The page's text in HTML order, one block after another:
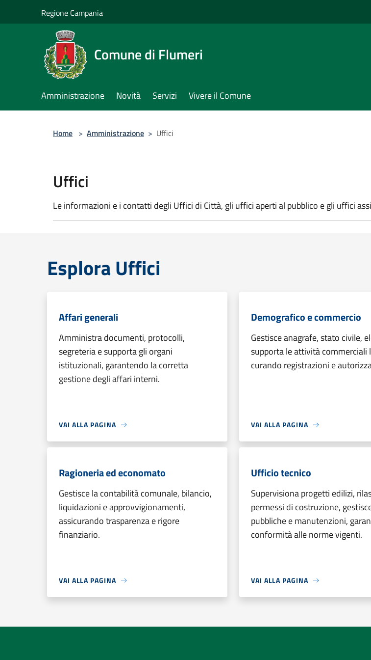
Regione Campania
Comune di Flumeri
Amministrazione Novità Servizi Vivere il Comune
Home > Amministrazione > Uffici
Uffici
Le informazioni e i contatti degli Uffici di Città, gli uffici aperti al pubblico e gli uffici
Esplora Uffici
Affari generali
Amministra documenti, protocolli,
segreteria e supporta gli organi
istituzionali, garantendo la corretta
gestione degli affari interni.
VAI ALLA PAGINA
Demografico e commercio
Gestisce anagrafe, stato civile,
supporta le attività commerciali
curando registrazioni e
VAI ALLA PAGINA
Ragioneria ed economato
Gestisce la contabilità comunale, bilancio,
liquidazioni e approvvigionamenti,
assicurando trasparenza e rigore
finanziario.
VAI ALLA PAGINA
Ufficio tecnico
Supervisiona progetti edilizi,
permessi di costruzione,
pubbliche e manutenzioni,
conformità alle norme vigenti.
VAI ALLA PAGINA